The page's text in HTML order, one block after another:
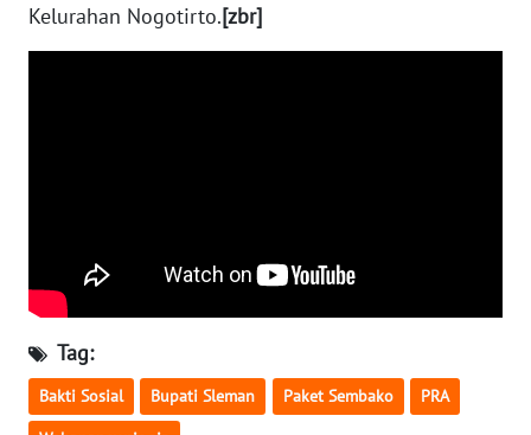
Kelurahan Nogotirto.[zbr]
Tag:
Bakti Sosial Bupati Sleman Paket Sembako PRA
NTB
BABEL
SUMBAR
WN